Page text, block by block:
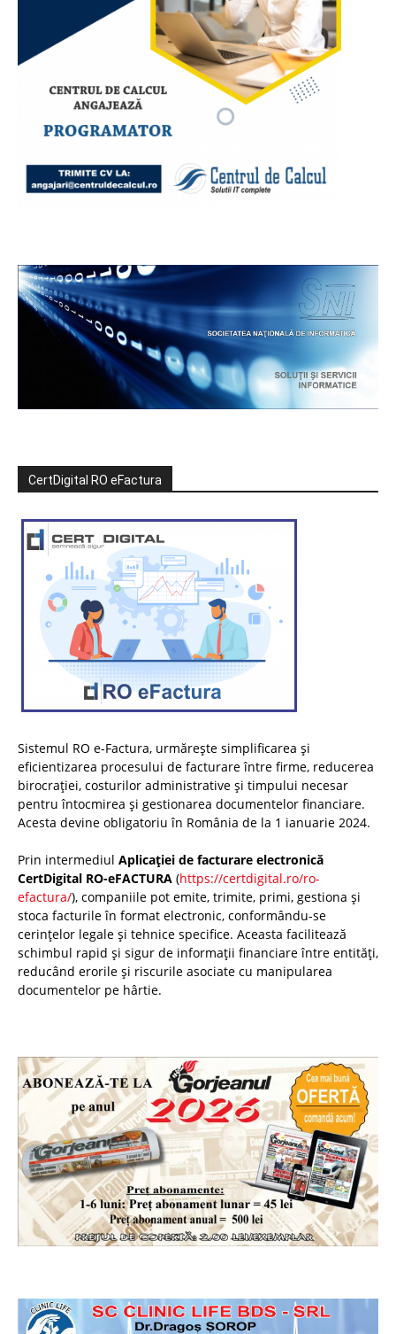
CertDigital RO eFactura
Sistemul RO e-Factura, urmărește simplificarea și
eficientizarea procesului de facturare între firme, reducerea
birocrației, costurilor administrative și timpului necesar
pentru întocmirea și gestionarea documentelor financiare.
Acesta devine obligatoriu în România de la 1 ianuarie 2024.
Prin intermediul Aplicației de facturare electronică
CertDigital RO-eFACTURA (https://certdigital.ro/ro-
efactura/), companiile pot emite, trimite, primi, gestiona și
stoca facturile în format electronic, conformându-se
cerințelor legale și tehnice specifice. Aceasta facilitează
schimbul rapid și sigur de informații financiare între entități,
reducând erorile și riscurile asociate cu manipularea
documentelor pe hârtie.